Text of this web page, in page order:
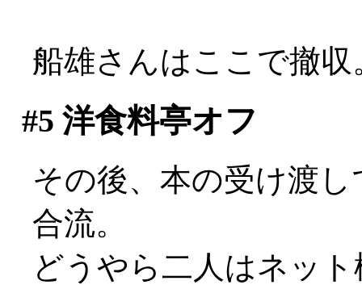
船雄さんはここで撤
#5 洋食料亭オフ
その後、本の受け渡
合流。
どうやら二人はネッ